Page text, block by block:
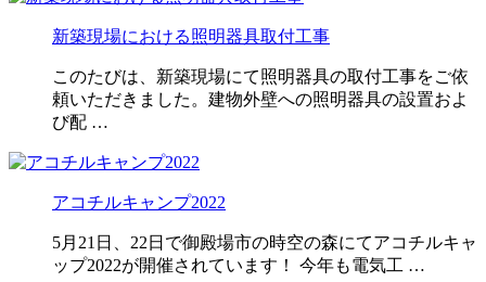
新築現場における照明器具取付工事
このたびは、新築現場にて照明器具の取付工事をご依
頼いただきました。建物外壁への照明器具の設置およ
び配 …
アコチルキャンプ2022
5月21日、22日で御殿場市の時空の森にてアコチルキャ
ップ2022が開催されています！ 今年も電気工 …